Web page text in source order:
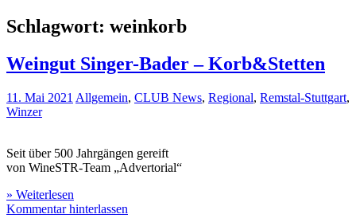
Schlagwort: weinkorb
Weingut Singer-Bader – Korb&Stetten
11. Mai 2021 Allgemein, CLUB News, Regional, Remstal-Stuttgart,
Winzer
Seit über 500 Jahrgängen gereift
von WineSTR-Team „Advertorial“
» Weiterlesen
Kommentar hinterlassen